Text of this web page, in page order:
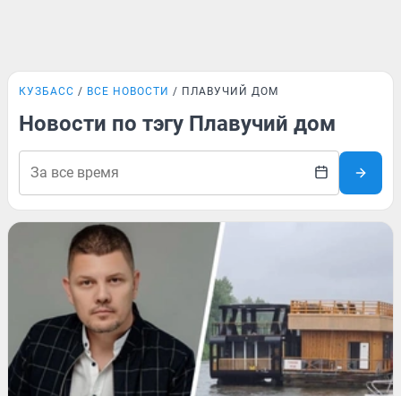
КУЗБАСС ВСЕ НОВОСТИ ПЛАВУЧИЙ ДОМ
Новости по тэгу Плавучий дом